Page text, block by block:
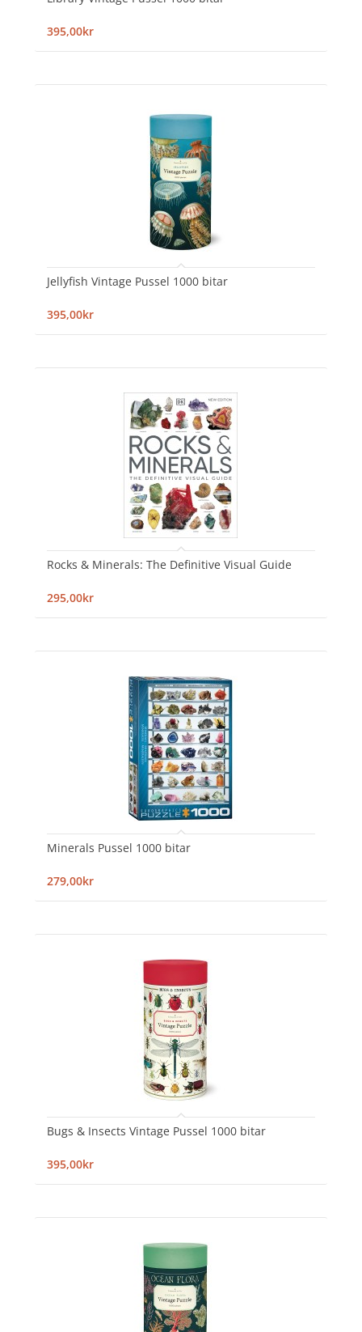
395,00kr
Jellyfish Vintage Pussel 1000 bitar
395,00kr
Rocks & Minerals: The Definitive Visual Guide
295,00kr
Minerals Pussel 1000 bitar
279,00kr
Bugs & Insects Vintage Pussel 1000 bitar
395,00kr